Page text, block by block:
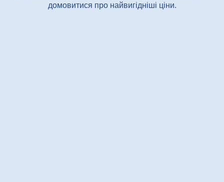
домовитися про найвигідніші ціни.